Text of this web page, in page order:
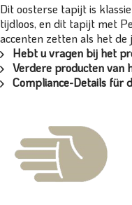
Dit oosterse tapijt is
tijdloos, en dit tapijt met
accenten zetten als het
Hebt u vragen bij het
Verdere producten van
Compliance-Details für